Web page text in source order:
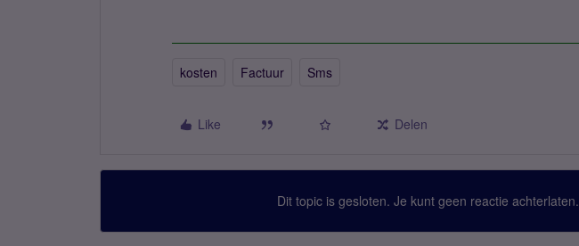
kosten Factuur Sms
Like Delen
Dit topic is gesloten. Je kunt geen reactie achterlaten.